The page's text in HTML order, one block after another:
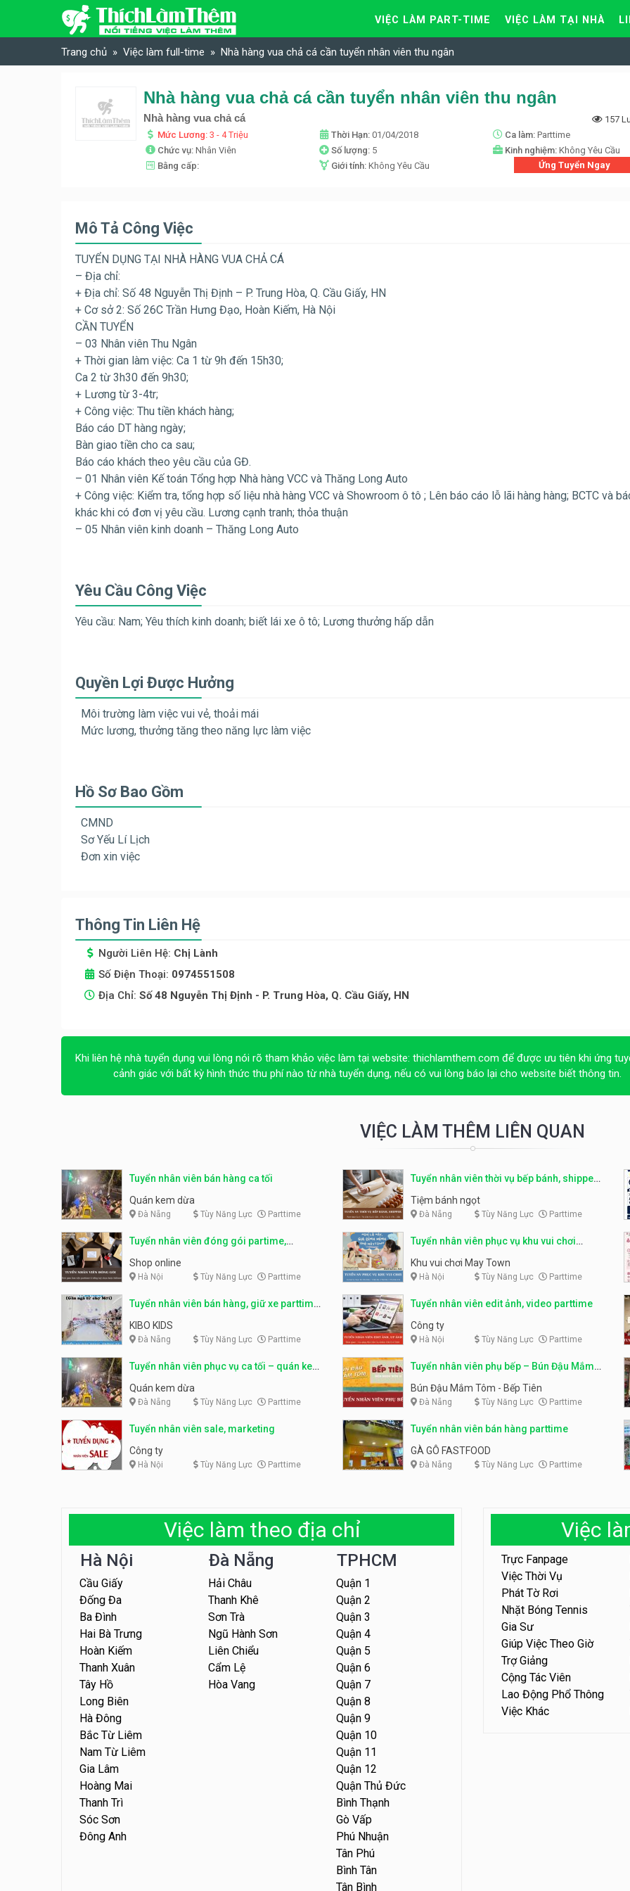
Skip to content
VIỆC LÀM PART-TIME VIỆC LÀM TẠI NHÀ
Trang chủ Việc làm full-time Nhà hàng vua chả cá cần tuyển nhân viên thu ngân
Nhà hàng vua chả cá cần tuyển nhân viên thu ngân
Nhà hàng vua chả cá
157
Mức Lương: 3 - 4 Triệu Thời Hạn: 01/04/2018 Ca làm: Parttime
Chức vụ: Nhân Viên Số lượng: 5 Kinh nghiệm: Không Yêu Cầu
Bằng cấp:
Giới tính: Không Yêu Cầu Ứng Tuyển Ngay
Mô Tả Công Việc
TUYỂN DỤNG TẠI NHÀ HÀNG VUA CHẢ CÁ
– Địa chỉ:
+ Địa chỉ: Số 48 Nguyễn Thị Định – P. Trung Hòa, Q. Cầu Giấy, HN
+ Cơ sở 2: Số 26C Trần Hưng Đạo, Hoàn Kiếm, Hà Nội
CẦN TUYỂN
– 03 Nhân viên Thu Ngân
+ Thời gian làm việc: Ca 1 từ 9h đến 15h30;
Ca 2 từ 3h30 đến 9h30;
+ Lương từ 3-4tr;
+ Công việc: Thu tiền khách hàng;
Báo cáo DT hàng ngày;
Bàn giao tiền cho ca sau;
Báo cáo khách theo yêu cầu của GĐ.
– 01 Nhân viên Kế toán Tổng hợp Nhà hàng VCC và Thăng Long Auto
+ Công việc: Kiểm tra, tổng hợp số liệu nhà hàng VCC và Showroom ô tô ; Lên báo cáo lỗ lãi hàng hàng; BCTC và
khác khi có đơn vị yêu cầu. Lương cạnh tranh; thỏa thuận
– 05 Nhân viên kinh doanh – Thăng Long Auto
Yêu Cầu Công Việc
Yêu cầu: Nam; Yêu thích kinh doanh; biết lái xe ô tô; Lương thưởng hấp dẫn
Quyền Lợi Được Hưởng
Môi trường làm việc vui vẻ, thoải mái
Mức lương, thưởng tăng theo năng lực làm việc
Hồ Sơ Bao Gồm
CMND
Sơ Yếu Lí Lịch
Đơn xin việc
Thông Tin Liên Hệ
Người Liên Hệ: Chị Lành
Số Điện Thoại: 0974551508
Địa Chỉ: Số 48 Nguyễn Thị Định - P. Trung Hòa, Q. Cầu Giấy, HN
Khi liên hệ nhà tuyển dụng vui lòng nói rõ tham khảo việc làm tại website: thichlamthem.com để được ưu tiên khi ứng
cảnh giác với bất kỳ hình thức thu phí nào từ nhà tuyển dụng, nếu có vui lòng báo lại cho website biết thông tin.
VIỆC LÀM THÊM LIÊN QUAN
Tuyển nhân viên bán hàng ca tối
Quán kem dừa
Đà Nẵng Tùy Năng Lực Parttime
Tuyển nhân viên thời vụ bếp bánh, shipper
parttime
Tiệm bánh ngọt
Đà Nẵng Tùy Năng Lực Parttime
Tuyển nhân viên đóng gói partime,
fulltime
Shop online
Hà Nội Tùy Năng Lực Parttime
Tuyển nhân viên phục vụ khu vui chơi
parttime linh động
Khu vui chơi May Town
Hà Nội Tùy Năng Lực Parttime
Tuyển nhân viên bán hàng, giữ xe parttime
– Kibo Kid
KIBO KIDS
Đà Nẵng Tùy Năng Lực Parttime
Tuyển nhân viên edit ảnh, video parttime
Công ty
Hà Nội Tùy Năng Lực Parttime
Tuyển nhân viên phục vụ ca tối – quán kem
dừa
Quán kem dừa
Đà Nẵng Tùy Năng Lực Parttime
Tuyển nhân viên phụ bếp – Bún Đậu Mắm
Tôm – Bếp Tiên
Bún Đậu Mắm Tôm - Bếp Tiên
Đà Nẵng Tùy Năng Lực Parttime
Tuyển nhân viên sale, marketing
Công ty
Hà Nội Tùy Năng Lực Parttime
Tuyển nhân viên bán hàng parttime
GÀ GÔ FASTFOOD
Đà Nẵng Tùy Năng Lực Parttime
Việc làm theo địa chỉ
Hà Nội
Cầu Giấy
Đống Đa
Ba Đình
Hai Bà Trưng
Hoàn Kiếm
Thanh Xuân
Tây Hồ
Long Biên
Hà Đông
Bắc Từ Liêm
Nam Từ Liêm
Gia Lâm
Hoàng Mai
Thanh Trì
Sóc Sơn
Đông Anh
Đà Nẵng
Hải Châu
Thanh Khê
Sơn Trà
Ngũ Hành Sơn
Liên Chiểu
Cẩm Lệ
Hòa Vang
TPHCM
Quận 1
Quận 2
Quận 3
Quận 4
Quận 5
Quận 6
Quận 7
Quận 8
Quận 9
Quận 10
Quận 11
Quận 12
Quận Thủ Đức
Bình Thạnh
Gò Vấp
Phú Nhuận
Tân Phú
Bình Tân
Tân Bình
Việc
Trực Fanpage
Việc Thời Vụ
Phát Tờ Rơi
Nhặt Bóng Tennis
Gia Sư
Giúp Việc Theo Giờ
Trợ Giảng
Cộng Tác Viên
Lao Động Phổ Thông
Việc Khác